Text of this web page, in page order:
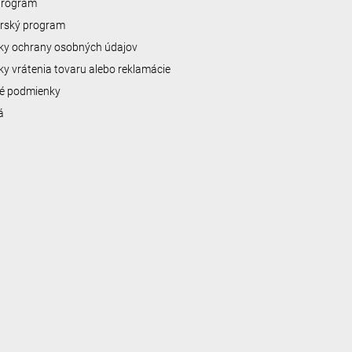
program
ochrany osobných údajov
vrátenia tovaru alebo reklamácie
podmienky